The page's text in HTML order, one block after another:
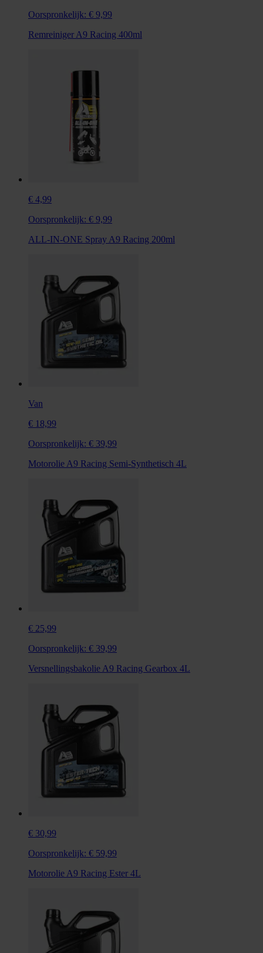
Oorspronkelijk: € 9,99
Remreiniger A9 Racing 400ml
€ 4,99
Oorspronkelijk: € 9,99
ALL-IN-ONE Spray A9 Racing 200ml
Van
€ 18,99
Oorspronkelijk: € 39,99
Motorolie A9 Racing Semi-Synthetisch 4L
€ 25,99
Oorspronkelijk: € 39,99
Versnellingsbakolie A9 Racing Gearbox 4L
€ 30,99
Oorspronkelijk: € 59,99
Motorolie A9 Racing Ester 4L